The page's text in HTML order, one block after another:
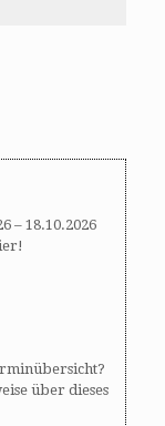
– 18.10.2026
über dieses